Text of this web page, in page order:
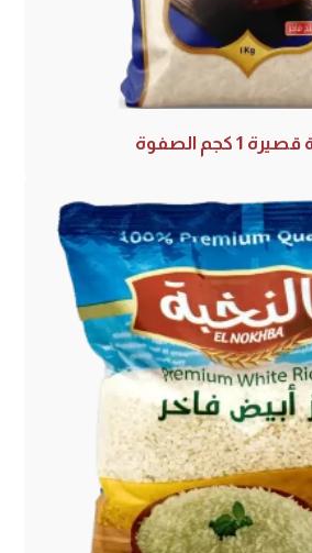
1 كجم الصفوة